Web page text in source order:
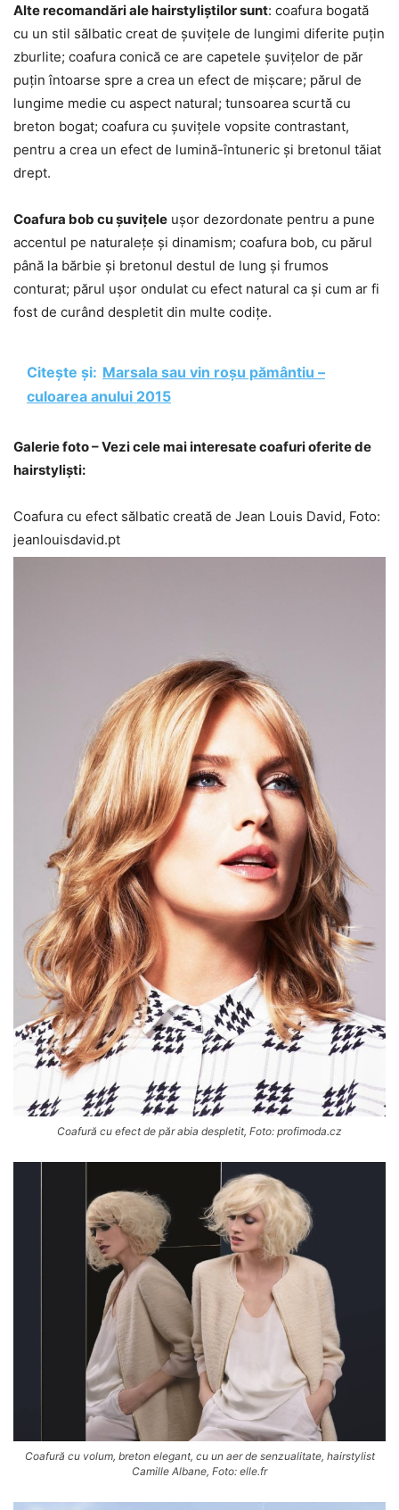
Alte recomandări ale hairstyliștilor sunt: coafura bogată
cu un stil sălbatic creat de șuvițele de lungimi diferite puțin
zburlite; coafura conică ce are capetele șuvițelor de păr
puțin întoarse spre a crea un efect de mișcare; părul de
lungime medie cu aspect natural; tunsoarea scurtă cu
breton bogat; coafura cu șuvițele vopsite contrastant,
pentru a crea un efect de lumină-întuneric și bretonul tăiat
drept.
Coafura bob cu șuvițele ușor dezordonate pentru a pune
accentul pe naturalețe și dinamism; coafura bob, cu părul
până la bărbie și bretonul destul de lung și frumos
conturat; părul ușor ondulat cu efect natural ca și cum ar fi
fost de curând despletit din multe codițe.
Citește și: Marsala sau vin roșu pământiu –
culoarea anului 2015
Galerie foto – Vezi cele mai interesate coafuri oferite de
hairstyliști:
Coafura cu efect sălbatic creată de Jean Louis David, Foto:
jeanlouisdavid.pt
Coafură cu efect de păr abia despletit, Foto: profimoda.cz
Coafură cu volum, breton elegant, cu un aer de senzualitate, hairstylist
Camille Albane, Foto: elle.fr